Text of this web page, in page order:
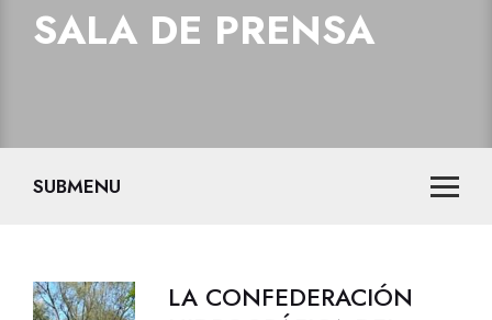
SALA DE PRENSA
SUBMENU
LA CONFEDERACIÓN